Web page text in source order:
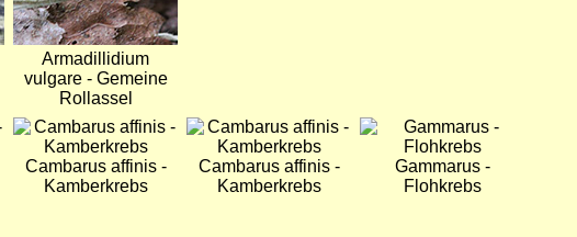
Armadillidium
vulgare - Gemeine
Rollassel
Bild
Cambarus affinis -
Kamberkrebs
Bild
Cambarus affinis -
Kamberkrebs
Bild
Gammarus -
Flohkrebs